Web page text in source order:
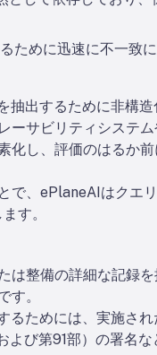
ために迅速に不一致
抽出するために非構
ーサビリティシステ
化し、評価のはるか
で、ePlaneAIはクエ
す。
は整備の詳細な記録
す。
ためには、実施さ
び第91部）の署名